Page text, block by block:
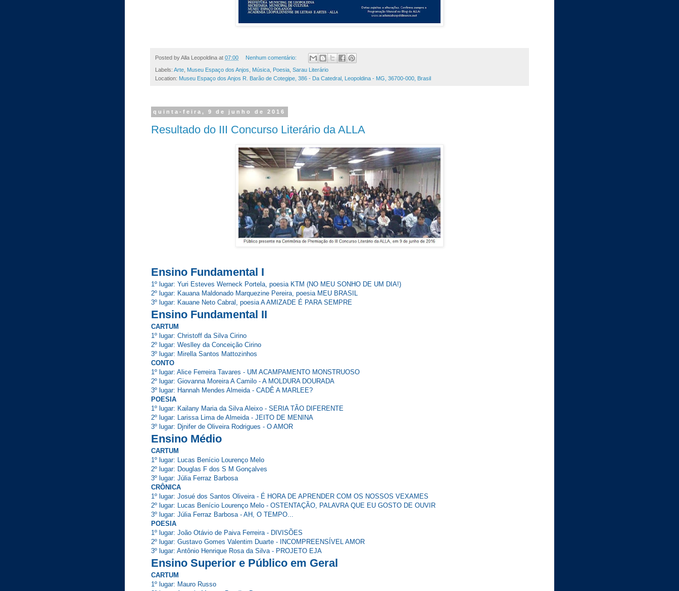
Posted byAlla Leopoldina at 07:00 Nenhum comentário:
Labels: Arte, Museu Espaço dos Anjos, Música, Poesia, Sarau Literário
Location: Museu Espaço dos Anjos R. Barão de Cotegipe, 386 - Da Catedral, Leopoldina - MG, 36700-000, Brasil
quinta-feira, 9 de junho de 2016
Resultado do III Concurso Literário da ALLA
Ensino Fundamental I
1º lugar: Yuri Esteves Werneck Portela, poesia KTM (NO MEU SONHO DE UM DIA!)
2º lugar: Kauana Maldonado Marquezine Pereira, poesia MEU BRASIL
3º lugar: Kauane Neto Cabral, poesia A AMIZADE É PARA SEMPRE
Ensino Fundamental II
CARTUM
1º lugar: Christoff da Silva Cirino
2º lugar: Weslley da Conceição Cirino
3º lugar: Mirella Santos Mattozinhos
CONTO
1º lugar: Alice Ferreira Tavares - UM ACAMPAMENTO MONSTRUOSO
2º lugar: Giovanna Moreira A Camilo - A MOLDURA DOURADA
3º lugar: Hannah Mendes Almeida - CADÊ A MARLEE?
POESIA
1º lugar: Kailany Maria da Silva Aleixo - SERIA TÃO DIFERENTE
2º lugar: Larissa Lima de Almeida - JEITO DE MENINA
3º lugar: Djnifer de Oliveira Rodrigues - O AMOR
Ensino Médio
CARTUM
1º lugar: Lucas Benício Lourenço Melo
2º lugar: Douglas F dos S M Gonçalves
3º lugar: Júlia Ferraz Barbosa
CRÔNICA
1º lugar: Josué dos Santos Oliveira - É HORA DE APRENDER COM OS NOSSOS VEXAMES
2º lugar: Lucas Benício Lourenço Melo - OSTENTAÇÃO, PALAVRA QUE EU GOSTO DE OUVIR
3º lugar: Júlia Ferraz Barbosa - AH, O TEMPO...
POESIA
1º lugar: João Otávio de Paiva Ferreira - DIVISÕES
2º lugar: Gustavo Gomes Valentim Duarte - INCOMPREENSÍVEL AMOR
3º lugar: Antônio Henrique Rosa da Silva - PROJETO EJA
Ensino Superior e Público em Geral
CARTUM
1º lugar: Mauro Russo